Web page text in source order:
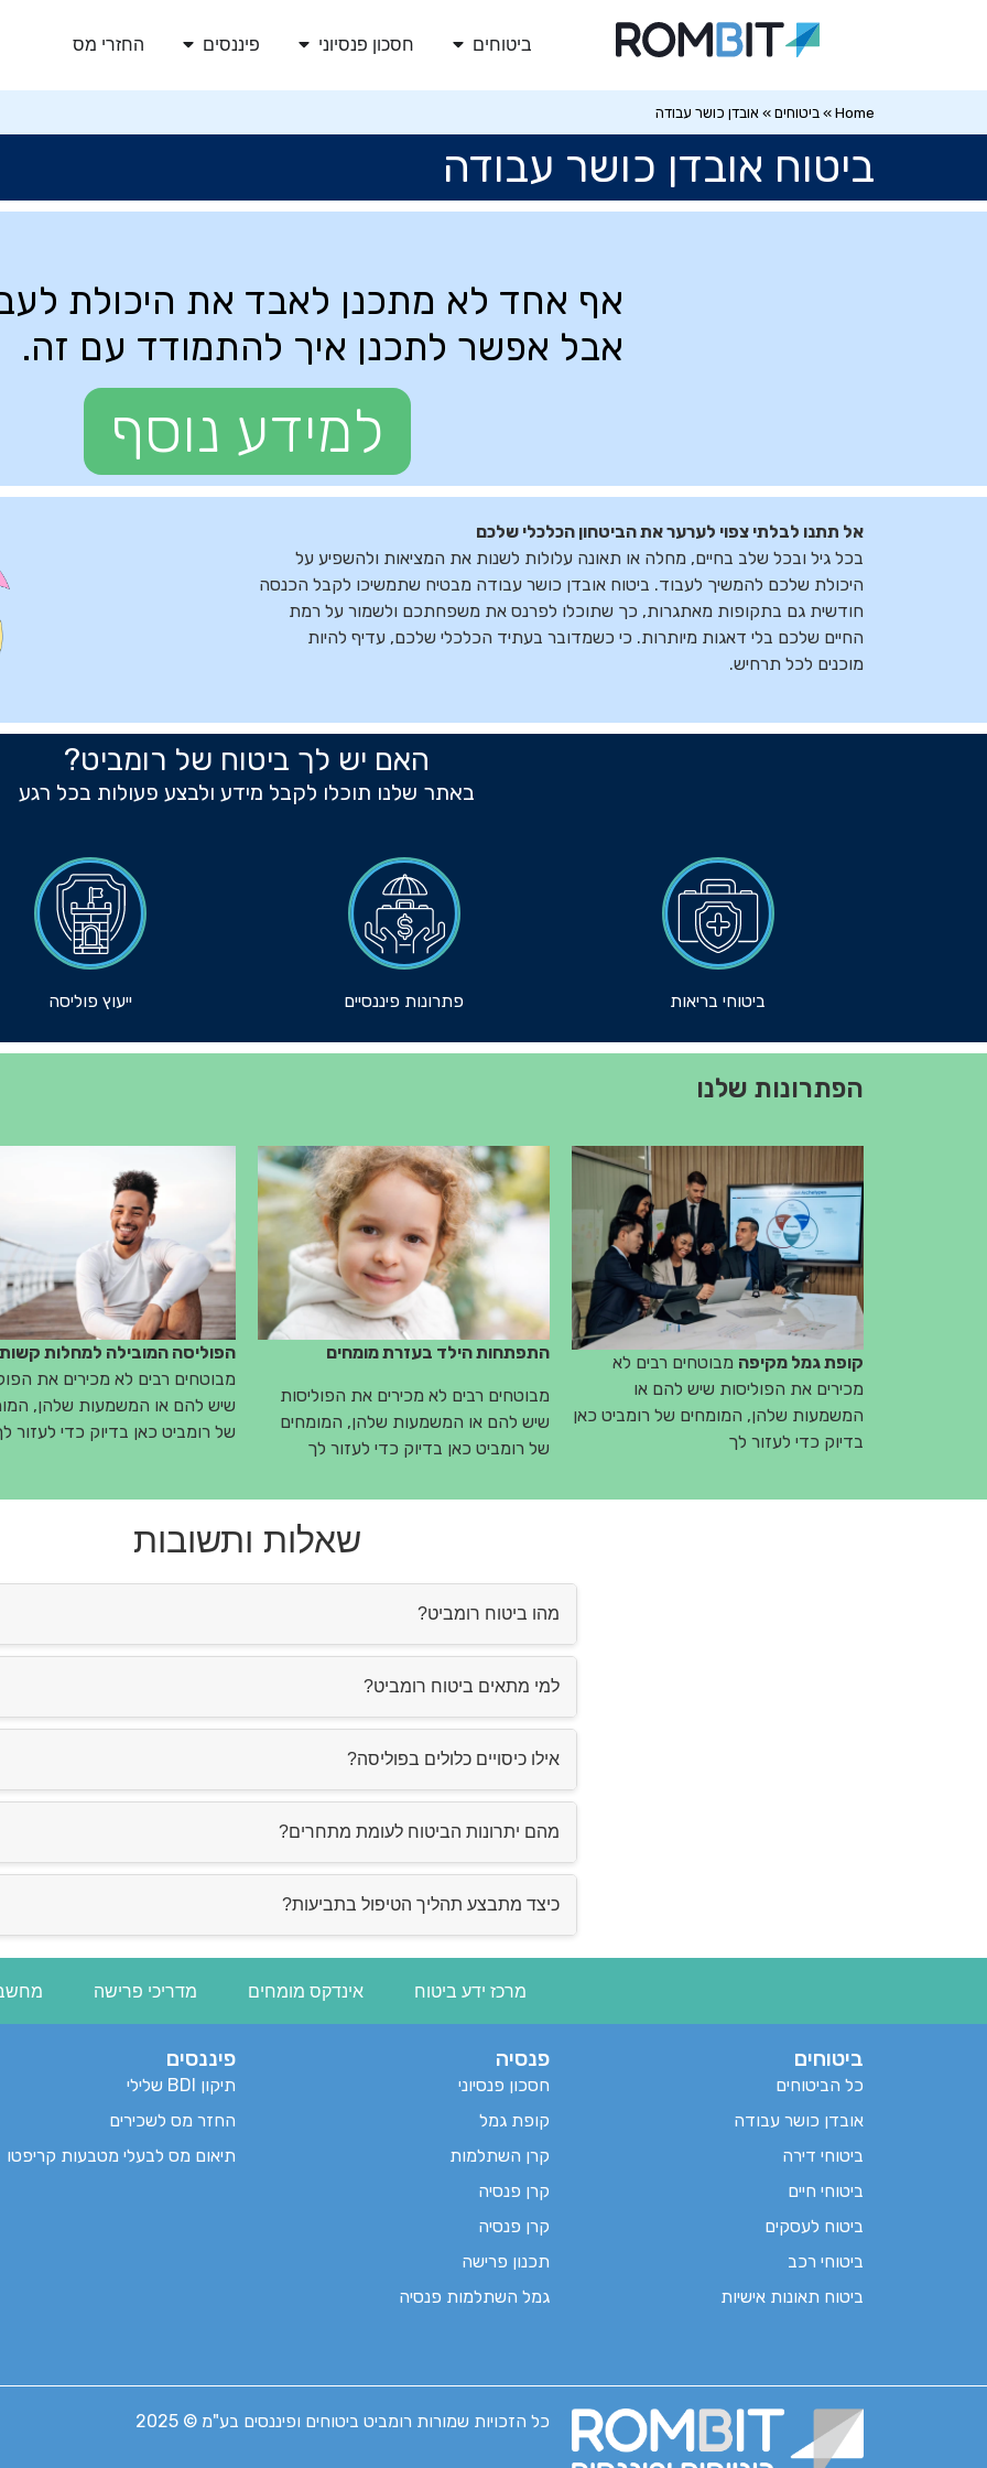
ביטוחים חסכון פנסיוני פיננסים החזרי מס
Home
» ביטוחים» אובדן כושר עבודה
ביטוח אובדן כושר עבודה
אף אחד לא מתכנן לאבד את היכולת
אבל אפשר לתכנן איך להתמודד עם זה.
למידע נוסף
אל תתנו לבלתי צפוי לערער את הביטחון הכלכלי שלכם
בכל גיל ובכל שלב בחיים, מחלה או תאונה עלולות לשנות את המציאות ולהשפיע על
היכולת שלכם להמשיך לעבוד. ביטוח אובדן כושר עבודה מבטיח שתמשיכו לקבל הכנסה
חודשית גם בתקופות מאתגרות, כך שתוכלו לפרנס את משפחתכם ולשמור על רמת
החיים שלכם בלי דאגות מיותרות. כי כשמדובר בעתיד הכלכלי שלכם, עדיף להיות
מוכנים לכל תרחיש.
האם יש לך ביטוח של רומביט?
באתר שלנו תוכלו לקבל מידע ולבצע פעולות בכל רגע
ביטוחי בריאות פתרונות פיננסיים ייעוץ פוליסה
הפתרונות שלנו
קופת גמל מקיפה מבוטחים רבים לא
מכירים את הפוליסות שיש להם או
המשמעות שלהן, המומחים של רומביט כאן
בדיוק כדי לעזור לך
התפתחות הילד בעזרת מומחים
מבוטחים רבים לא מכירים את הפוליסות
שיש להם או המשמעות שלהן, המומחים
של רומביט כאן בדיוק כדי לעזור לך
הפוליסה המובילה למחלות קשות
מבוטחים רבים לא מכירים את
שיש להם או המשמעות שלהן,
של רומביט כאן בדיוק כדי לעזור
שאלות ותשובות
מהו ביטוח רומביט?
למי מתאים ביטוח רומביט?
אילו כיסויים כלולים בפוליסה?
מהם יתרונות הביטוח לעומת מתחרים?
כיצד מתבצע תהליך הטיפול בתביעות?
התהליך נעשה בצורה מהירה ושקופה, עם ליווי צמוד של מומחי הביטוח בכל
מרכז ידע ביטוח אינדקס מומחים מדריכי פרישה
ביטוחים
כל הביטוחים
אובדן כושר עבודה
ביטוחי דירה
ביטוחי חיים
ביטוח לעסקים
ביטוחי רכב
ביטוח תאונות אישיות
פנסיה
חסכון פנסיוני
קופת גמל
קרן השתלמות
קרן פנסיה
קרן פנסיה
תכנון פרישה
גמל השתלמות פנסיה
פיננסים
תיקון BDI שלילי
החזר מס לשכירים
תיאום מס לבעלי מטבעות קריפטו
כל הזכויות שמורות רומביט ביטוחים ופיננסים בע"מ © 2025